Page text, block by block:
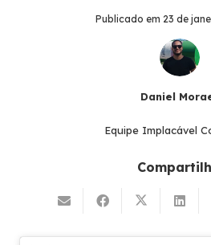
Publicado em 23 de
Daniel
Equipe Implacável